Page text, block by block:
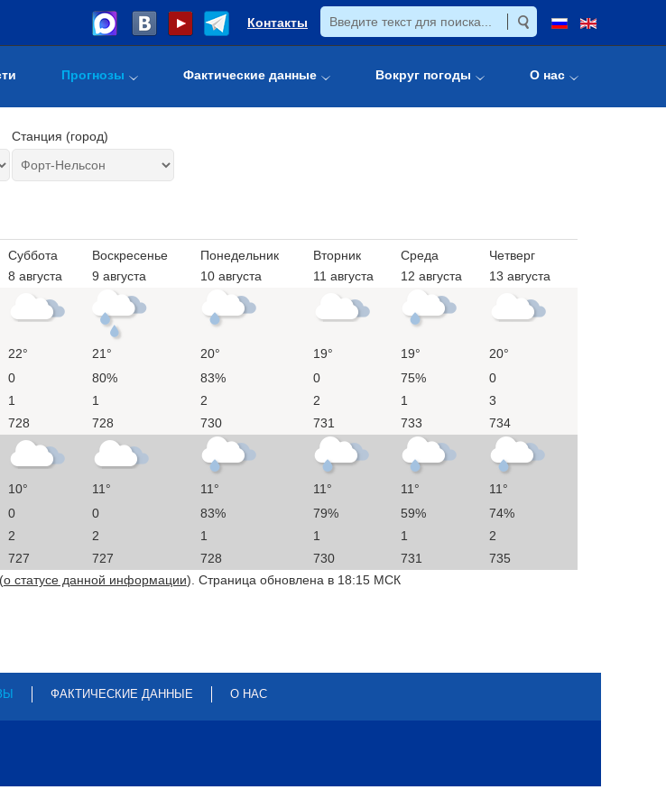
Контакты
Прогнозы Фактические данные Вокруг погоды О нас
Станция (город)
Суббота
8 августа
Воскресенье
9 августа
Понедельник
10 августа
Вторник
11 августа
Среда
12 августа
Четверг
13 августа
22° 21° 20° 19° 19°
20°
0 80% 83% 0 75%
0
1 1 2 2 1
3
728 728 730 731 733 734
10° 11° 11° 11° 11°
11°
0 0 83% 79% 59%
74%
2 2 1 1 1
2
727 727 728 730 731
735
о статусе данной информации). Страница обновлена в 18:15 МСК
ФАКТИЧЕСКИЕ ДАННЫЕ О НАС